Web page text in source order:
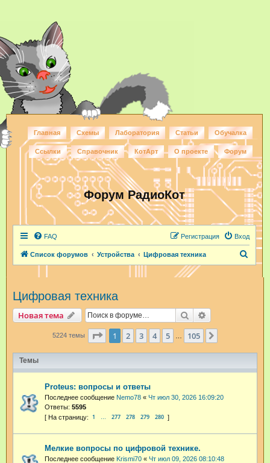
Главная Схемы Лаборатория Статьи Обучалка
Ссылки Справочник КотАрт О проекте Форум
Форум РадиоКот
FAQ Вход
Регистрация
Список форумов Устройства Цифровая техника
Цифровая техника
Новая тема Поиск
5224 темы Страница из 105
1 2 3 4 5 105
Темы
Proteus: вопросы и ответы
Последнее сообщение Nemo78 « Чт июл 30, 2026 16:09:20
Ответы: 5595
1 … 277 278 279 280
Мелкие вопросы по цифровой технике.
Последнее сообщение Krismi70 « Чт июл 09, 2026 08:10:48